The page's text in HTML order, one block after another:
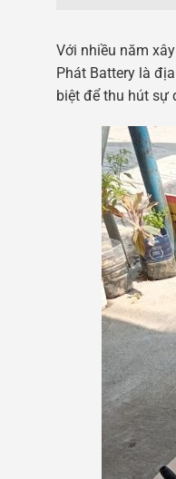
Với nhiều năm
Phát Battery là
biệt để thu hút sự